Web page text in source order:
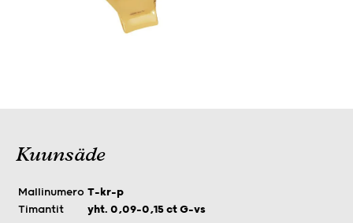
Kuunsäde
Mallinumero T-kr-p
Timantit
yht. 0,09–0,15 ct G-vs